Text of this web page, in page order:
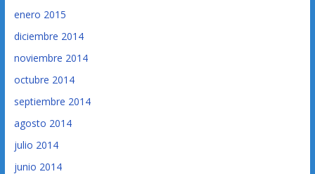
enero 2015
diciembre 2014
noviembre 2014
octubre 2014
septiembre 2014
agosto 2014
julio 2014
junio 2014